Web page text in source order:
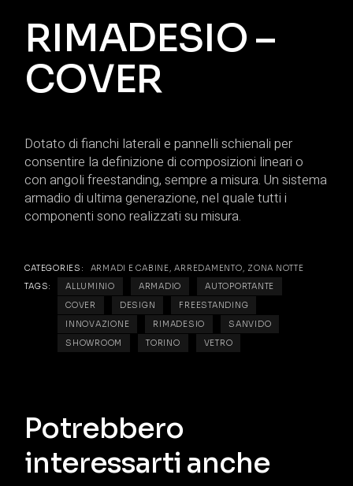
RIMADESIO –
COVER
Dotato di fianchi laterali e pannelli schienali per
consentire la definizione di composizioni lineari o
con angoli freestanding, sempre a misura. Un sistema
armadio di ultima generazione, nel quale tutti i
componenti sono realizzati su misura.
CATEGORIES: ARMADI E CABINE ,ARREDAMENTO
ZONA NOTTE
TAGS:
ALLUMINIO ARMADIO
AUTOPORTANTE
COVER
DESIGN
FREESTANDING
INNOVAZIONE
RIMADESIO
SANVIDO
SHOWROOM
TORINO VETRO
Potrebbero
interessarti anche